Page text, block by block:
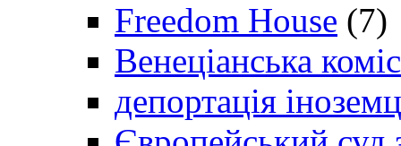
Freedom House (7)
Венеціанська
депортація